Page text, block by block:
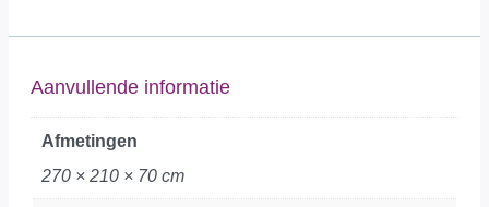
Aanvullende informatie
Afmetingen
270 × 210 × 70 cm